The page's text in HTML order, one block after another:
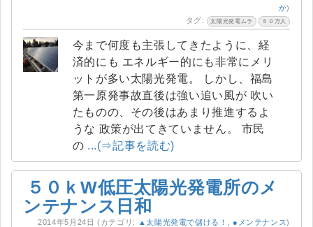
か)
タグ:
太陽光発電ムラ ５０万人
今まで何度も主張してきたように、経
済的にも エネルギー的にも非常にメリ
ットが多い太陽光発電。 しかし、福島
第一原発事故直後は強い追い風が 吹い
たものの、その後はあまり推進するよ
うな 政策が出てきていません。 市民
の ...(⇒記事を読む)
５０ｋW低圧太陽光発電所のメ
ンテナンス日和
2014年5月24日 (カテゴリ: ▲太陽光発電で儲ける！ ●メンテナンス)